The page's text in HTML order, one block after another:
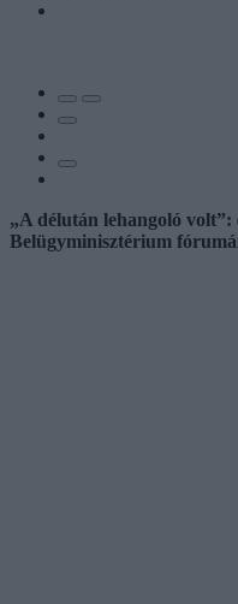
„A délután lehangoló
Belügyminisztérium